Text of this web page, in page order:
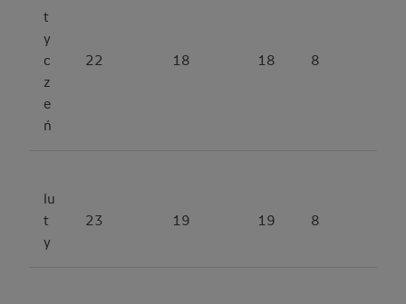
t
y
c
z
e
ń
22 18 18 8
lu
t
y
23 19 19 8